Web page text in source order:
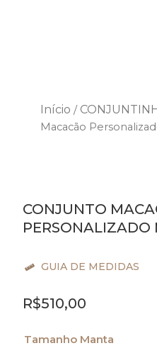
Início /
Macacão
CONJUNTO
GUIA DE MEDIDAS
R$510,00
Tamanho Manta
Macacão